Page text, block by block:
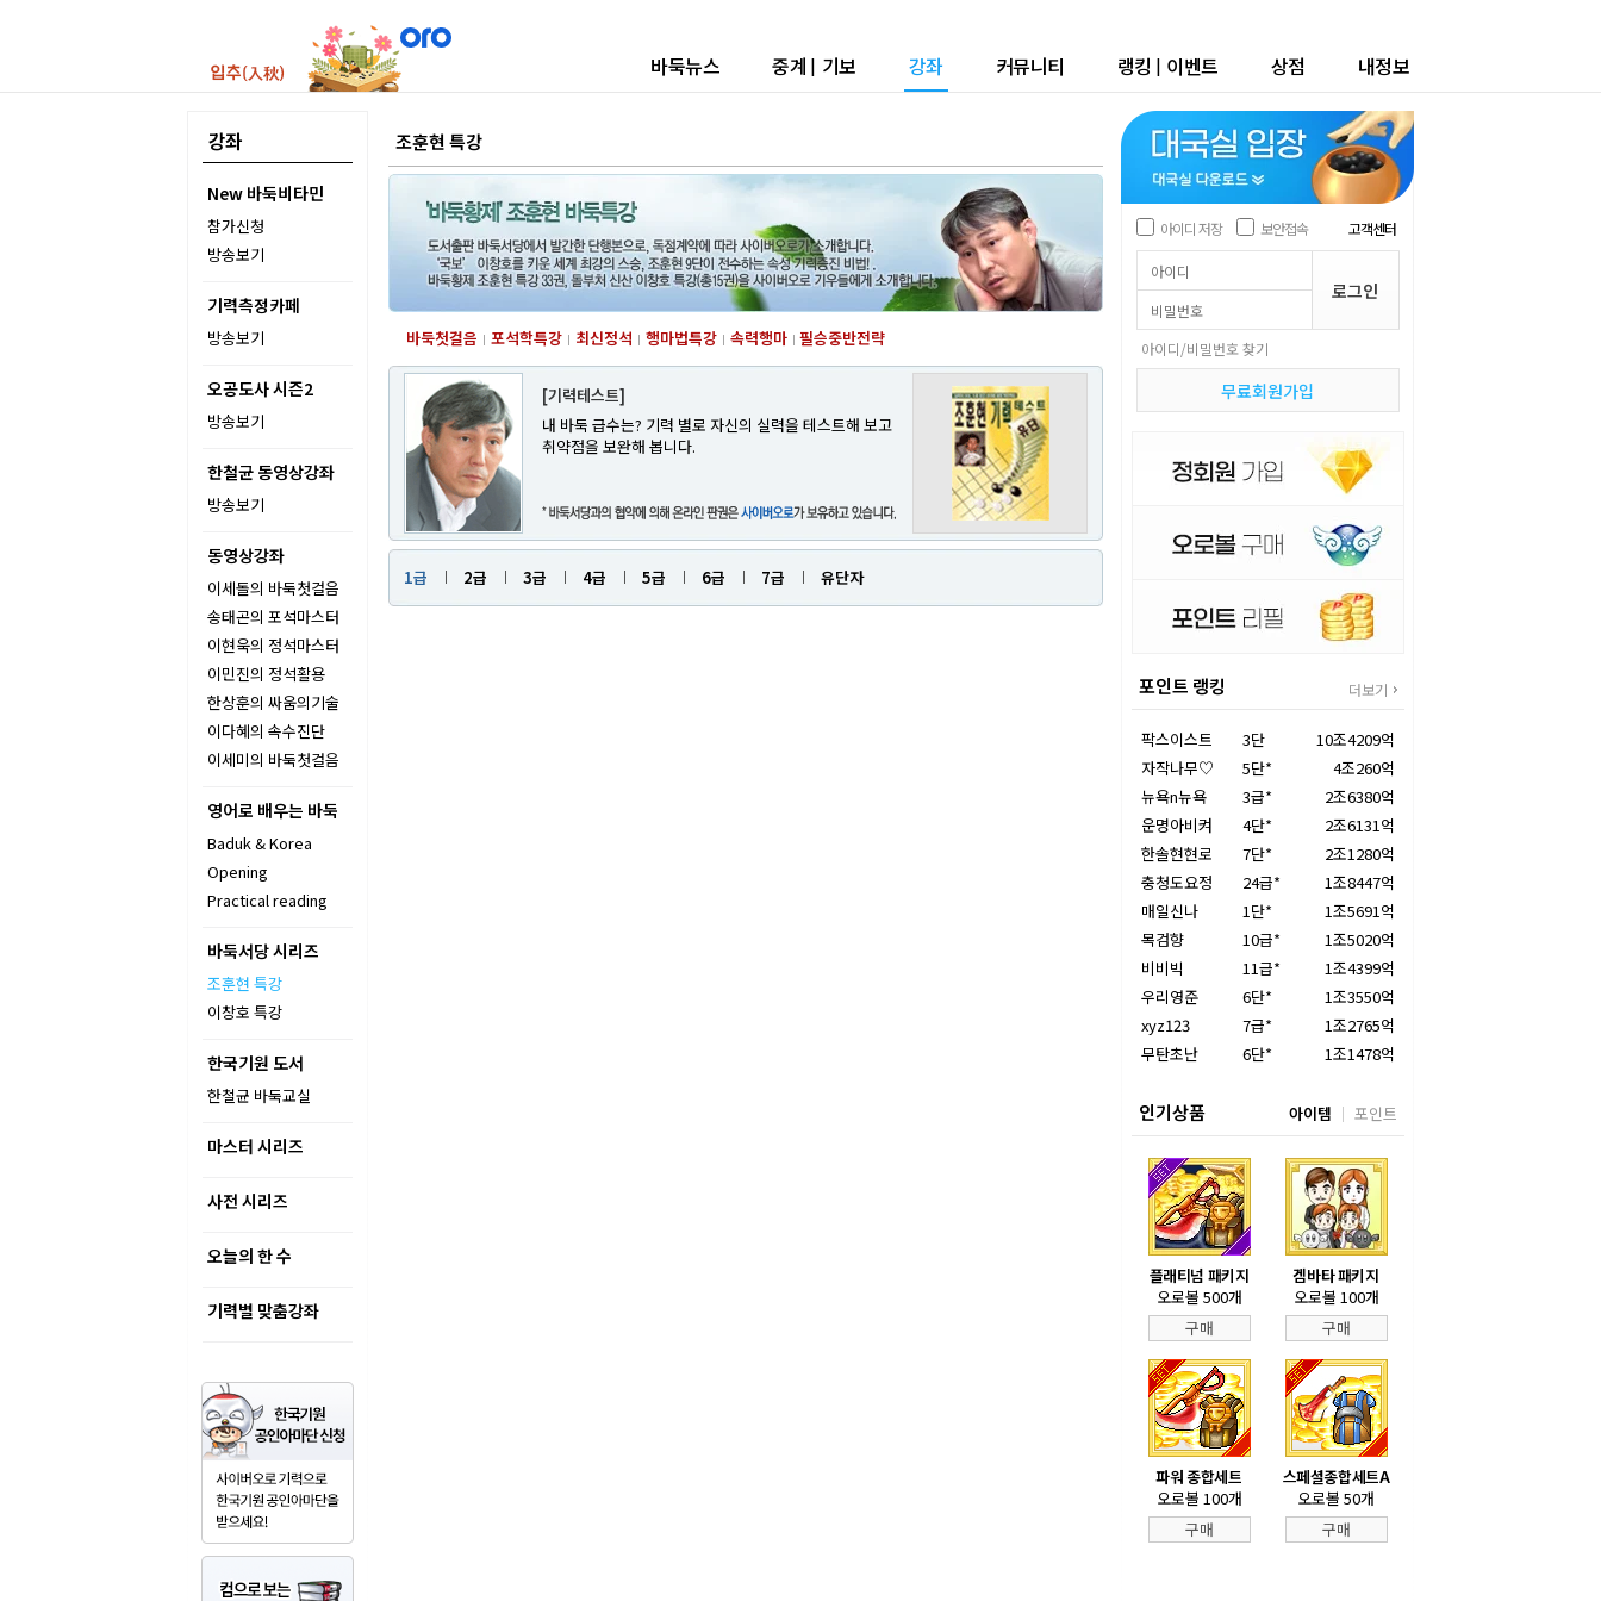
바둑뉴스 중계 | 기보 강좌 커뮤니티 랭킹 | 이벤트 상점 내정보
강좌
New 바둑비타민
참가신청
방송보기
기력측정카페
방송보기
오공도사 시즌2
방송보기
한철균 동영상강좌
방송보기
동영상강좌
이세돌의 바둑첫걸음
송태곤의 포석마스터
이현욱의 정석마스터
이민진의 정석활용
한상훈의 싸움의기술
이다혜의 속수진단
이세미의 바둑첫걸음
영어로 배우는 바둑
Baduk & Korea
Opening
Practical reading
바둑서당 시리즈
조훈현 특강
이창호 특강
한국기원 도서
한철균 바둑교실
마스터 시리즈
사전 시리즈
오늘의 한 수
기력별 맞춤강좌
조훈현 특강
바둑첫걸음 포석학특강 최신정석 행마법특강 속력행마 필승중반전략
[기력테스트]
내 바둑 급수는? 기력 별로 자신의 실력을 테스트해 보고
취약점을 보완해 봅니다.
1급 2급 3급 4급 5급 6급 7급 유단자
아이디 저장 보안접속 고객센터
아이디/비밀번호 찾기
무료회원가입
포인트 랭킹 더보기
팍스이스트 3단
10조4209억
자작나무♡
5단*
4조260억
뉴욕n뉴욕
3급*
2조6380억
운명아비켜
4단*
2조6131억
한솔현현로
7단*
2조1280억
충청도요정
24급*
1조8447억
매일신나
1단*
1조5691억
목검향
10급*
1조5020억
비비빅
11급*
1조4399억
우리영준
6단*
1조3550억
xyz123
7급*
1조2765억
무탄초난
6단* 1조1478억
인기상품 아이템 포인트
플래티넘 패키지
오로볼 500개
구매
겜바타 패키지
오로볼 100개
구매
파워 종합세트
오로볼 100개
구매
스페셜종합세트A
오로볼 50개
구매